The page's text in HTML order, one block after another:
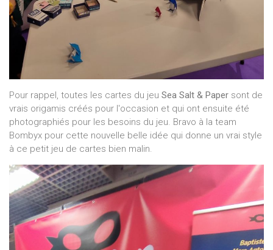
Pour rappel, toutes les cartes du jeu Sea Salt & Paper sont de
vrais origamis créés pour l'occasion et qui ont ensuite été
photographiés pour les besoins du jeu. Bravo à la team
Bombyx pour cette nouvelle belle idée qui donne un vrai style
à ce petit jeu de cartes bien malin.